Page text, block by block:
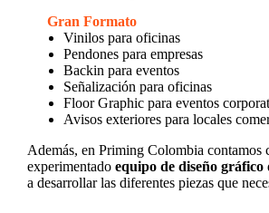
Gran Formato
Vinilos para oficinas
Pendones para empresas
Backin para eventos
Señalización para oficinas
Floor Graphic para eventos
Avisos exteriores para locales
Además, en Priming Colombia contamos
experimentado equipo de diseño gráfico
a desarrollar las diferentes piezas que